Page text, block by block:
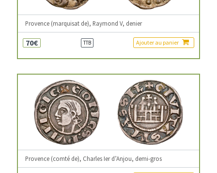
Provence (marquisat de), Raymond V, denier
70€ TTB Ajouter au panier
Provence (comté de), Charles Ier d’Anjou, demi-gros